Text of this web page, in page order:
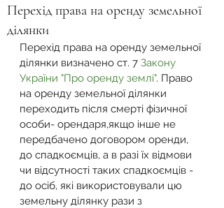
Перехід права на оренду земельної
ділянки
Перехід права на оренду земельної
ділянки визначено ст. 7 Закону
України "Про оренду землі". Право
на оренду земельної ділянки
переходить після смерті фізичної
особи- орендаря,якщо інше не
передбачено договором оренди,
до спадкоємців, а в разі їх відмови
чи відсутності таких спадкоємців -
до осіб, які використовували цю
земельну ділянку рази з